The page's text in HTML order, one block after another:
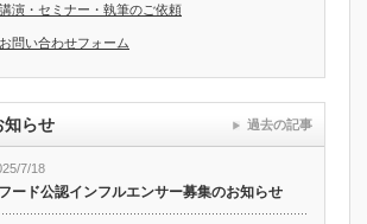
講演・セミナー・執筆のご依頼
お問い合わせフォーム
知らせ
7/18
ード公認インフルエンサー募集のお知らせ
過去の記事